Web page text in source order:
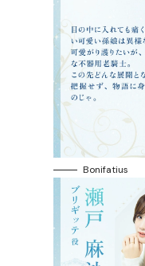
Bonifatius